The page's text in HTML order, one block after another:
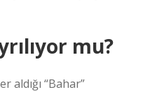
mu?
aldığı “Bahar”